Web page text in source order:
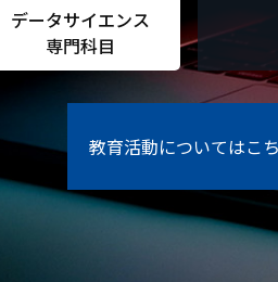
データサイエンス
専門科目
教育活動についてはこ